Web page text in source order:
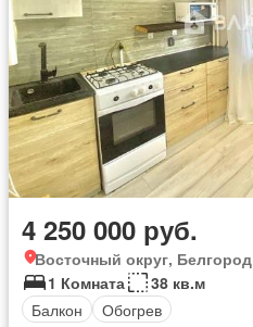
4 250 000 руб.
Восточный округ, Белгород
1 Комната
38 кв.м
Балкон
Обогрев